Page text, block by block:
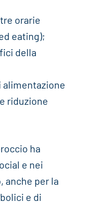
orarie
eating);
della
alimentazione
riduzione
ha
e nei
anche per la
e di